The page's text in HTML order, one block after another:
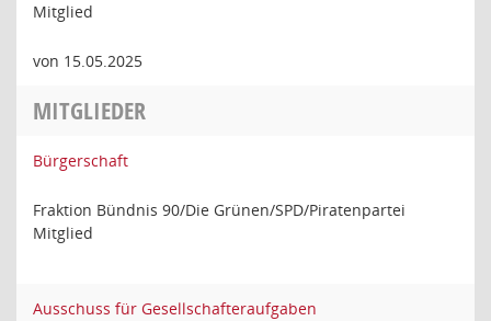
Mitglied
von 15.05.2025
MITGLIEDER
Bürgerschaft
Fraktion Bündnis 90/Die Grünen/SPD/Piratenpartei
Mitglied
Ausschuss für Gesellschafteraufgaben